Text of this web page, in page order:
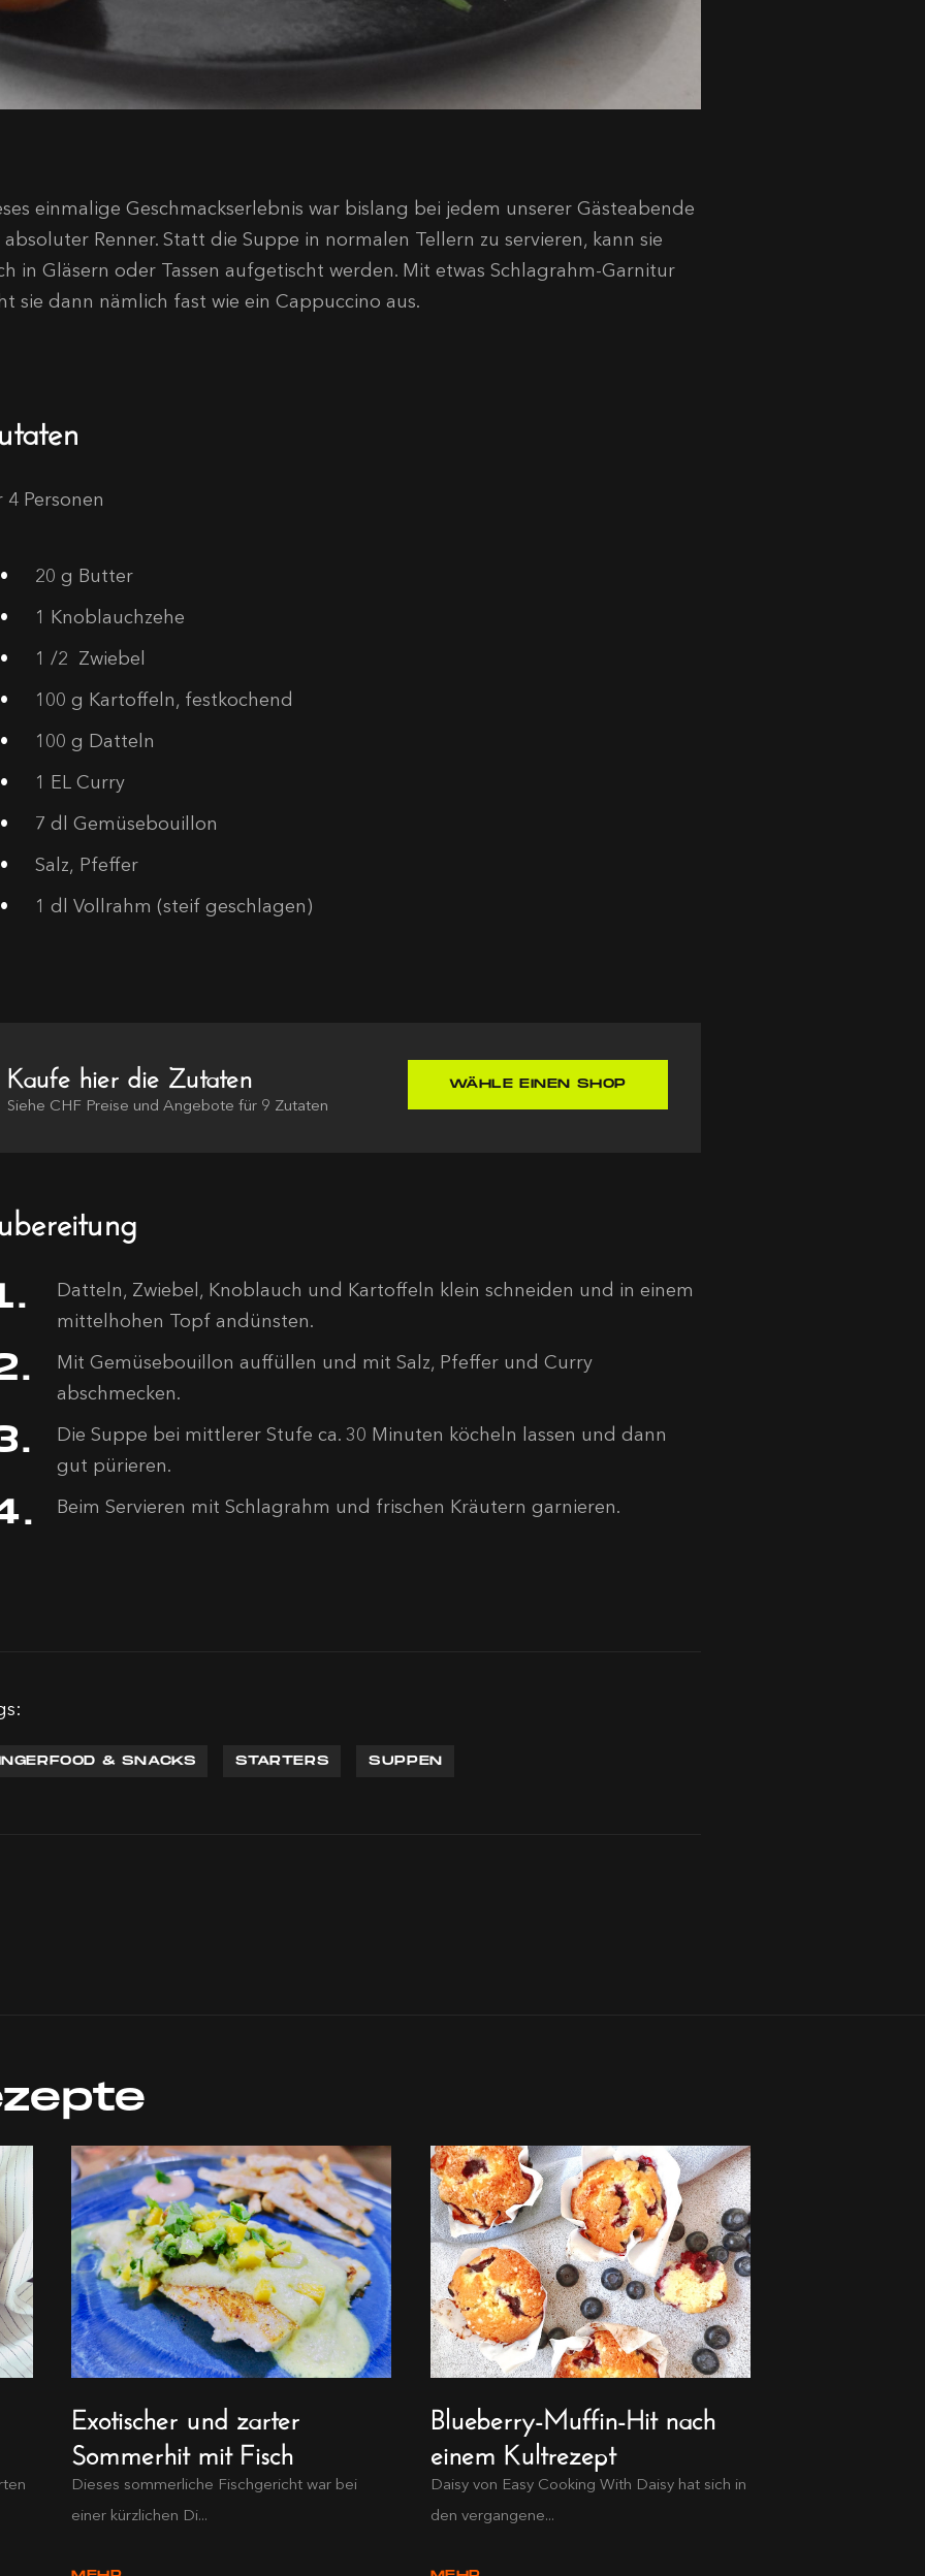
einmalige Geschmackserlebnis war bislang bei jedem unserer Gästeabende
absoluter Renner. Statt die Suppe in normalen Tellern zu servieren, kann sie
in Gläsern oder Tassen aufgetischt werden. Mit etwas Schlagrahm-Garnitur
sie dann nämlich fast wie ein Cappuccino aus.
4 Personen
20 g Butter
1 Knoblauchzehe
1 /2 Zwiebel
100 g Kartoffeln, festkochend
100 g Datteln
1 EL Curry
7 dl Gemüsebouillon
Salz, Pfeffer
1 dl Vollrahm (steif geschlagen)
Kaufe hier die Zutaten
Siehe CHF Preise und Angebote für 9 Zutaten
WÄHLE EINEN SHOP
Datteln, Zwiebel, Knoblauch und Kartoffeln klein schneiden und in einem
mittelhohen Topf andünsten.
Mit Gemüsebouillon auffüllen und mit Salz, Pfeffer und Curry
abschmecken.
Die Suppe bei mittlerer Stufe ca. 30 Minuten köcheln lassen und dann
gut pürieren.
Beim Servieren mit Schlagrahm und frischen Kräutern garnieren.
& SNACKS STARTERS SUPPEN
Exotischer und zarter
Sommerhit mit Fisch
Dieses sommerliche Fischgericht war bei
einer kürzlichen Di...
Blueberry-Muffin-Hit nach
einem Kultrezept
Daisy von Easy Cooking With Daisy hat sich in
den vergangene...